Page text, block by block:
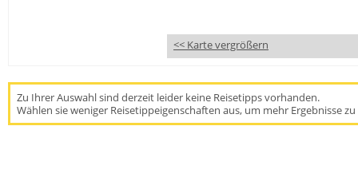
<< Karte vergrößern
Zu Ihrer Auswahl sind derzeit leider keine Reisetipps vorhanden.
Wählen sie weniger Reisetippeigenschaften aus, um mehr Ergebnisse